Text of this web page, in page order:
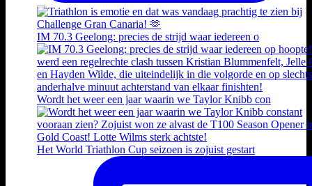
IM 70.3 Geelong: precies de strijd waar iedereen o
Wordt het weer een jaar waarin we Taylor Knibb con
Het World Triathlon Cup seizoen is zojuist gestart